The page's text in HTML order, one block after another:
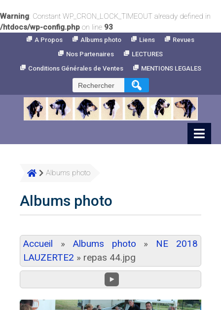
Warning: Constant WP_CRON_LOCK_TIMEOUT already defined in
/htdocs/wp-config.php on line 93
A Propos Albums photo Liens
Revues
Nos Partenaires
LECTURES
Conditions Générales de Ventes
MENTIONS LEGALES
Rechercher :
Albums photo
Albums photo
Accueil » Albums photo » NE 2018
LAUZERTE2 » repas 44.jpg